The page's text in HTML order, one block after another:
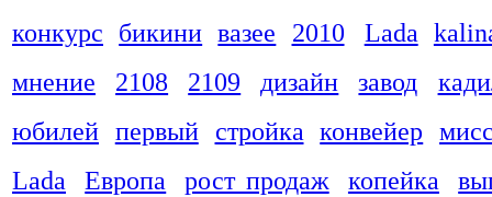
конкурс бикини вазее 2010 Lada
мнение
2108 2109 дизайн завод
юбилей первый стройка конвейер
Lada
Европа рост продаж копейка